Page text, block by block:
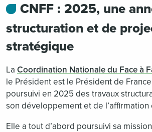
CNFF : 2025, une
structuration et de
stratégique
La Coordination Nationale du Face à
le Président est le Président de
poursuivi en 2025 des travaux
son développement et de
Elle a tout d’abord poursuivi sa